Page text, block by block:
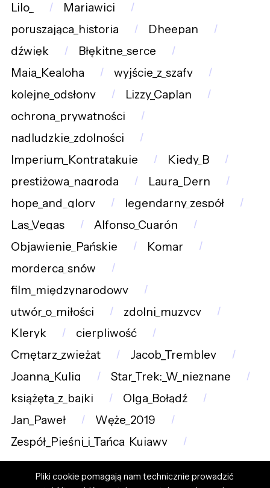
Lilo_
Mariawici
poruszająca_historia
Dheepan
dźwięk
Błękitne_serce
Maia_Kealoha
wyjście_z_szafy
kolejne_odsłony
Lizzy_Caplan
ochrona_prywatności
nadludzkie_zdolności
Imperium_Kontratakuje
Kiedy_B
prestiżowa_nagroda
Laura_Dern
hope_and_glory
legendarny_zespół
Las_Vegas
Alfonso_Cuarón
Objawienie_Pańskie
Komar
morderca_snów
film_międzynarodowy
utwór_o_miłości
zdolni_muzycy
Kleryk
cierpliwość
Cmętarz_zwieżąt
Jacob_Trembley
Joanna_Kulig
Star_Trek:_W_nieznane
książęta_z_bajki
Olga_Bołądź
Jan_Paweł
Węże_2019
Zespół_Pieśni_i_Tańca_Kujawy
Pliki cookie pomagają nam technicznie prowadzić